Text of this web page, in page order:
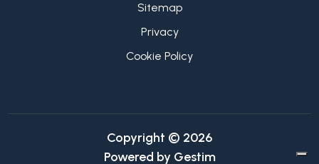
Sitemap
Privacy
Cookie Policy
Copyright © 2026
Powered by Gestim